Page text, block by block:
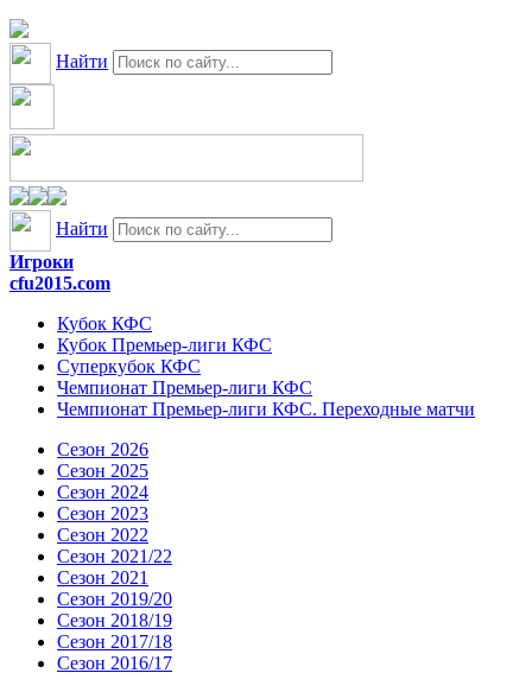
Найти
Найти
Игроки
cfu2015.com
Кубок КФС
Кубок Премьер-лиги КФС
Суперкубок КФС
Чемпионат Премьер-лиги КФС
Чемпионат Премьер-лиги КФС. Переходные матчи
Сезон 2026
Сезон 2025
Сезон 2024
Сезон 2023
Сезон 2022
Сезон 2021/22
Сезон 2021
Сезон 2019/20
Сезон 2018/19
Сезон 2017/18
Сезон 2016/17